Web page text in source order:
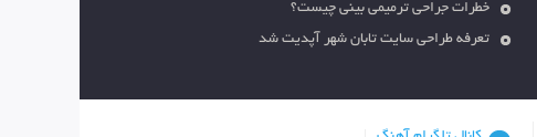
خطرات جراحی ترمیمی بینی چیست؟
تعرفه طراحی سایت تابان شهر آپدیت شد